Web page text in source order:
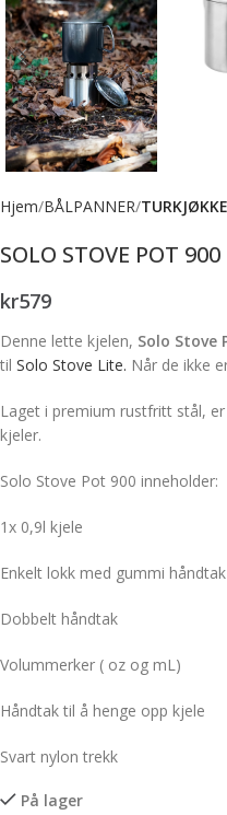
Hjem BÅLPANNER
SOLO STOVE POT 900
kr579
Denne lette kjelen, Solo Stove
til Solo Stove Lite. Når de ikke
Laget i premium rustfritt stål,
kjeler.
Solo Stove Pot 900 inneholder:
1x 0,9l kjele
Enkelt lokk med gummi håndtak
Dobbelt håndtak
Volummerker ( oz og mL)
Håndtak til å henge opp kjele
Svart nylon trekk
På lager